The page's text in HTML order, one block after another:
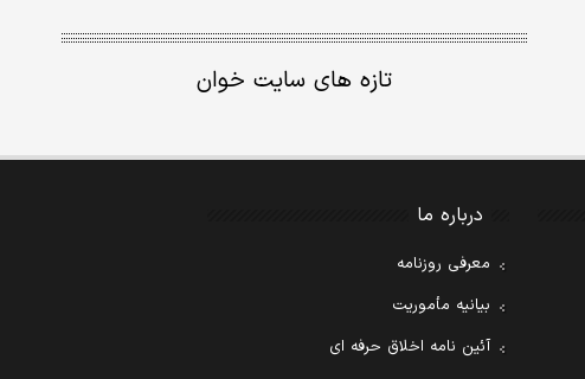
تازه های سایت خوان
درباره ما
معرفی روزنامه
بیانیه مأموریت
آئین نامه اخلاق حرفه ای